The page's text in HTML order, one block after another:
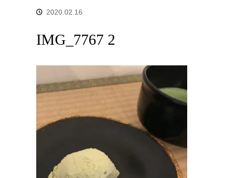
2020.02.16
IMG_7767 2